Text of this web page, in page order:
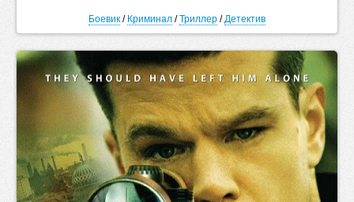
Боевик / Криминал /Триллер /Детектив